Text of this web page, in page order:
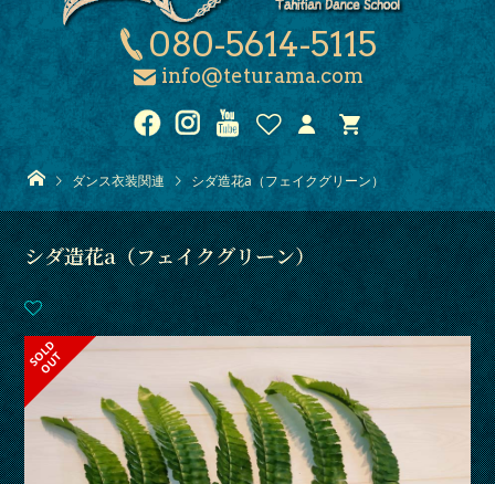
080-5614-5115
info@teturama.com
ダンス衣装関連 シダ造花a（フェイクグリーン）
シダ造花a（フェイクグリーン）
S
O
L
D
O
U
T